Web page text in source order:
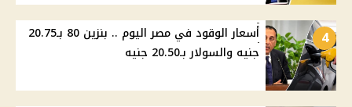
4
أسعار الوقود في مصر اليوم .. بنزين 80 بـ20.75
جنيه والسولار بـ20.50 جنيه